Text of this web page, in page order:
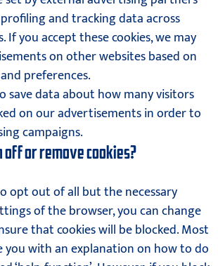
and tracking data across
If you accept these cookies, we may
on other websites based on
preferences.
save data about how many visitors
on our advertisements in order to
campaigns.
off or remove cookies?
opt out of all but the necessary
of the browser, you can change
that cookies will be blocked. Most
you with an explanation on how to do